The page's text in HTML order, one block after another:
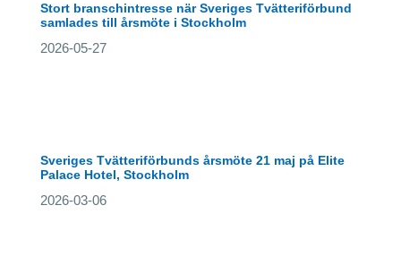
Stort branschintresse när Sveriges Tvätteriförbund
samlades till årsmöte i Stockholm
2026-05-27
Sveriges Tvätteriförbunds årsmöte 21 maj på Elite
Palace Hotel, Stockholm
2026-03-06